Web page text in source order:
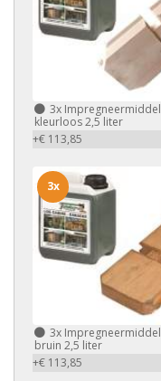
3x Impregneermiddel
kleurloos 2,5 liter
+€ 113,85
3x Impregneermiddel
bruin 2,5 liter
+€ 113,85
3x